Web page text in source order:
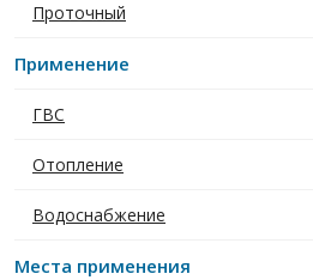
Проточный
Применение
ГВС
Отопление
Водоснабжение
Места применения